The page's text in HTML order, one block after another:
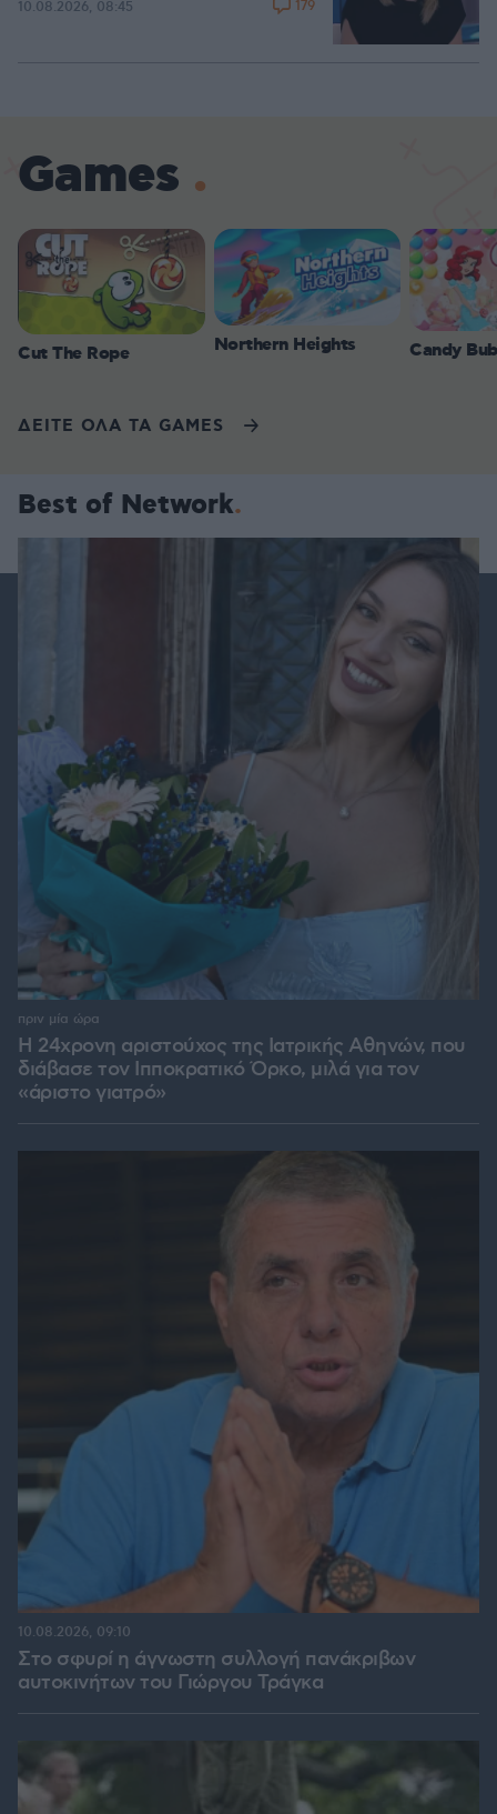
10.08.2026, 08:45 179
Games
Cut The Rope Northern Heights Candy
ΔΕΙΤΕ ΟΛΑ ΤΑ GAMES
Best of Network
Η 24χρονη αριστούχος της Ιατρικής Αθηνών, που
διάβασε τον Ιπποκρατικό Όρκο, μιλά για τον
«άριστο γιατρό»
πριν μία ώρα
Στο σφυρί η άγνωστη συλλογή πανάκριβων
αυτοκινήτων του Γιώργου Τράγκα
10.08.2026, 09:10